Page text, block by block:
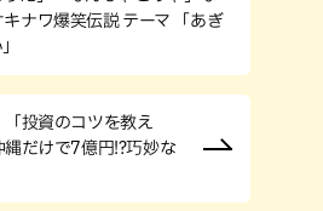
ナワ爆笑伝説 テーマ 「あぎ
「投資のコツを教え
だけで7億円!?巧妙な